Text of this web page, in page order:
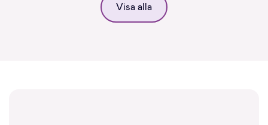
Visa alla